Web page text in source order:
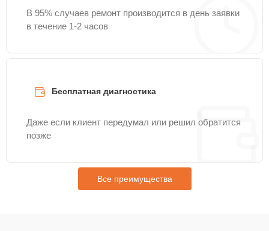
В 95% случаев ремонт производится в день заявки
в течение 1-2 часов
Бесплатная диагностика
Даже если клиент передумал или решил обратится
позже
Все преимущества